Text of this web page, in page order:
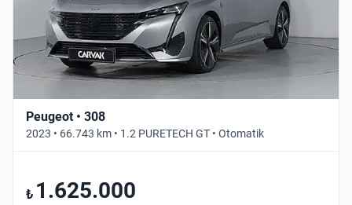
Peugeot • 308
2023 • 66.743 km • 1.2 PURETECH GT • Otomatik
₺ 1.625.000